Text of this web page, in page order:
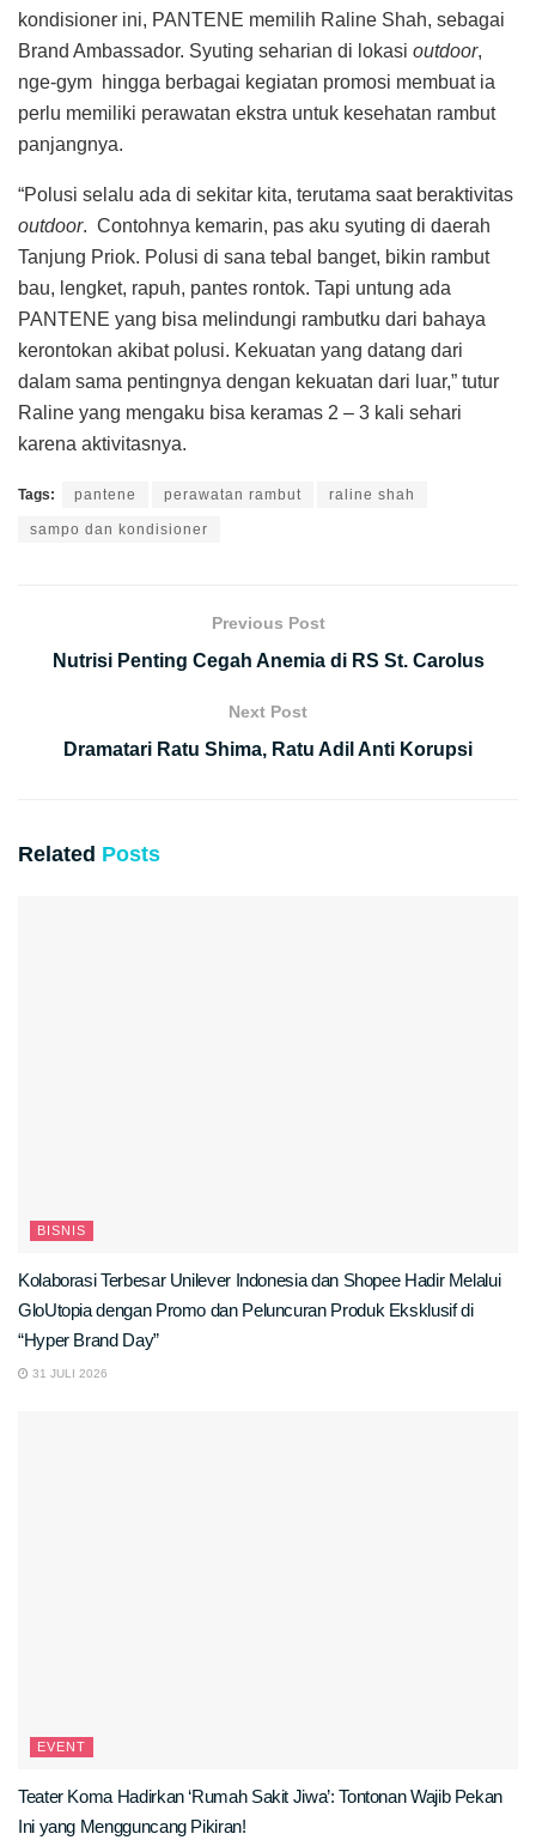
kondisioner ini, PANTENE memilih Raline Shah, sebagai
Brand Ambassador. Syuting seharian di lokasi outdoor,
nge-gym hingga berbagai kegiatan promosi membuat ia
perlu memiliki perawatan ekstra untuk kesehatan rambut
panjangnya.
“Polusi selalu ada di sekitar kita, terutama saat beraktivitas
outdoor. Contohnya kemarin, pas aku syuting di daerah
Tanjung Priok. Polusi di sana tebal banget, bikin rambut
bau, lengket, rapuh, pantes rontok. Tapi untung ada
PANTENE yang bisa melindungi rambutku dari bahaya
kerontokan akibat polusi. Kekuatan yang datang dari
dalam sama pentingnya dengan kekuatan dari luar,” tutur
Raline yang mengaku bisa keramas 2 – 3 kali sehari
karena aktivitasnya.
Tags: pantene perawatan rambut raline shah
sampo dan kondisioner
Previous Post
Nutrisi Penting Cegah Anemia di RS St. Carolus
Next Post
Dramatari Ratu Shima, Ratu Adil Anti Korupsi
Related Posts
BISNIS
Kolaborasi Terbesar Unilever Indonesia dan Shopee Hadir Melalui
GloUtopia dengan Promo dan Peluncuran Produk Eksklusif di
“Hyper Brand Day”
31 JULI 2026
EVENT
Teater Koma Hadirkan ‘Rumah Sakit Jiwa’: Tontonan Wajib Pekan
Ini yang Mengguncang Pikiran!